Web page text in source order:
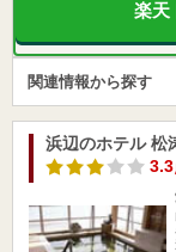
楽天
関連情報から探す
浜辺のホテル 松
3.3